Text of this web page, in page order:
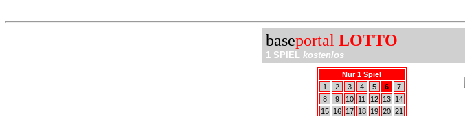
baseportal LOTTO
1 SPIEL kostenlos
Nur 1 Spiel
1
2 3 4 5 6
7
8
9 10 11 12 13
14
15
16 17 18 19 20 21